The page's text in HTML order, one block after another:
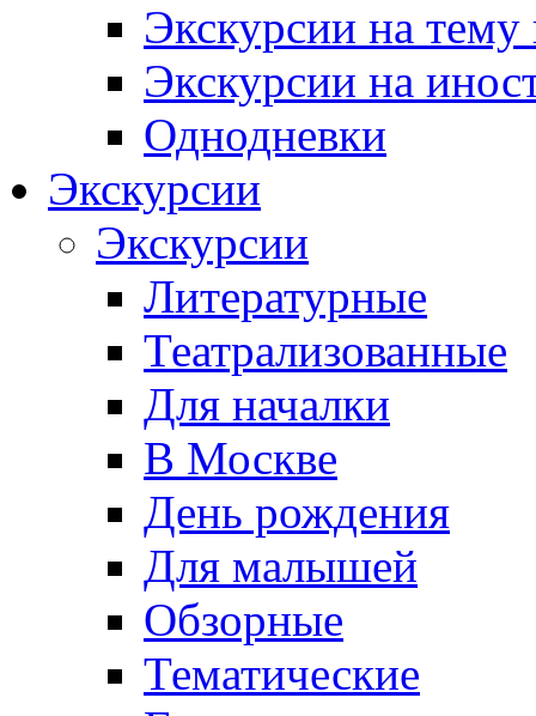
Экскурсии на тему
Экскурсии на
Однодневки
Экскурсии
Экскурсии
Литературные
Театрализованные
Для началки
В Москве
День рождения
Для малышей
Обзорные
Тематические